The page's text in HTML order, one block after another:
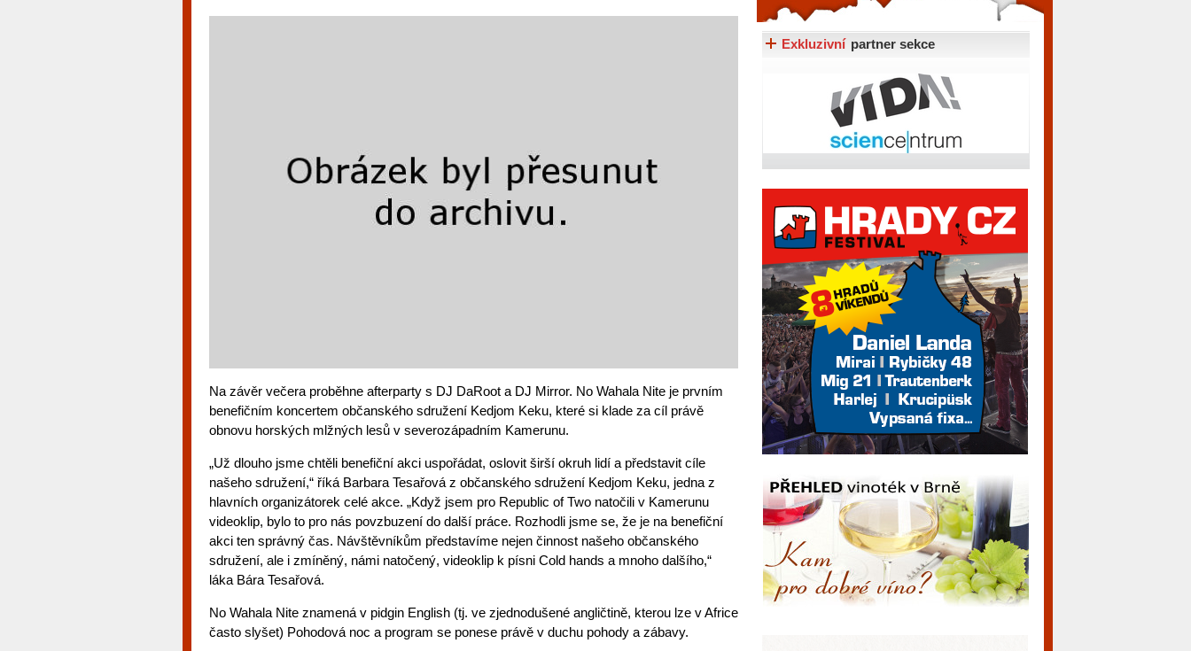
Na závěr večera proběhne afterparty s DJ DaRoot a DJ Mirror. No Wahala Nite je prvním
benefičním koncertem občanského sdružení Kedjom Keku, které si klade za cíl právě
obnovu horských mlžných lesů v severozápadním Kamerunu.
„Už dlouho jsme chtěli benefiční akci uspořádat, oslovit širší okruh lidí a představit cíle
našeho sdružení,“ říká Barbara Tesařová z občanského sdružení Kedjom Keku, jedna z
hlavních organizátorek celé akce. „Když jsem pro Republic of Two natočili v Kamerunu
videoklip, bylo to pro nás povzbuzení do další práce. Rozhodli jsme se, že je na benefiční
akci ten správný čas. Návštěvníkům představíme nejen činnost našeho občanského
sdružení, ale i zmíněný, námi natočený, videoklip k písni Cold hands a mnoho dalšího,“
láka Bára Tesařová.
No Wahala Nite znamená v pidgin English (tj. ve zjednodušené angličtině, kterou lze v Africe
často slyšet) Pohodová noc a program se ponese právě v duchu pohody a zábavy.
Exkluzivní partner sekce